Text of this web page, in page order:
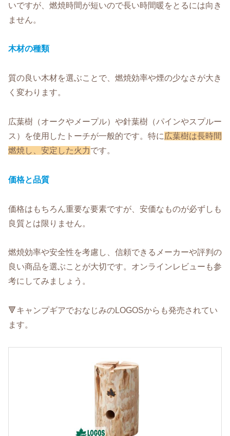
いですが、燃焼時間が短いので長い時間暖をとるには向き
ません。
木材の種類
質の良い木材を選ぶことで、燃焼効率や煙の少なさが大き
く変わります。
広葉樹（オークやメープル）や針葉樹（パインやスプルー
ス）を使用したトーチが一般的です。特に 広葉樹は長時間
燃焼し、安定した火力です。
価格と品質
価格はもちろん重要な要素ですが、安価なものが必ずしも
良質とは限りません。
燃焼効率や安全性を考慮し、信頼できるメーカーや評判の
良い商品を選ぶことが大切です。オンラインレビューも参
考にしてみましょう。
🔻キャンプギアでおなじみのLOGOSからも発売されてい
ます。